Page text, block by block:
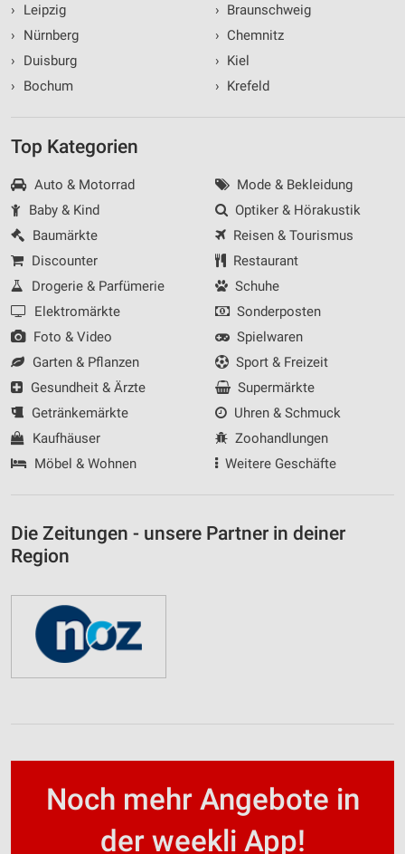
›
Leipzig
›
Nürnberg
›
Duisburg
›
Bochum
› Braunschweig
› Chemnitz
› Kiel
› Krefeld
Top Kategorien
Auto & Motorrad
Baby & Kind
Baumärkte
Discounter
Drogerie & Parfümerie
Elektromärkte
Foto & Video
Garten & Pflanzen
Gesundheit & Ärzte
Getränkemärkte
Kaufhäuser
Möbel & Wohnen
Mode & Bekleidung
Optiker & Hörakustik
Reisen & Tourismus
Restaurant
Schuhe
Sonderposten
Spielwaren
Sport & Freizeit
Supermärkte
Uhren & Schmuck
Zoohandlungen
Weitere Geschäfte
Die Zeitungen - unsere Partner in deiner
Region
Noch mehr Angebote in
der weekli App!